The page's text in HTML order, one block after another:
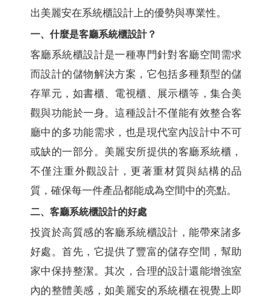
出美麗安在系統櫃設計上的優勢與專業性。
一、什麼是客廳系統櫃設計？
客廳系統櫃設計是一種專門針對客廳空間需求
而設計的儲物解決方案，它包括多種類型的儲
存單元，如書櫃、電視櫃、展示櫃等，集合美
觀與功能於一身。這種設計不僅能有效整合客
廳中的多功能需求，也是現代室內設計中不可
或缺的一部分。美麗安所提供的客廳系統櫃，
不僅注重外觀設計，更著重材質與結構的品
質，確保每一件產品都能成為空間中的亮點。
二、客廳系統櫃設計的好處
投資於高質感的客廳系統櫃設計，能帶來諸多
好處。首先，它提供了豐富的儲存空間，幫助
家中保持整潔。其次，合理的設計還能增強室
內的整體美感，如美麗安的系統櫃在視覺上即